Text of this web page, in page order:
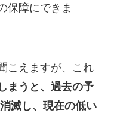
保障にできま
こえますが、これ
まうと、過去の予
滅し、現在の低い